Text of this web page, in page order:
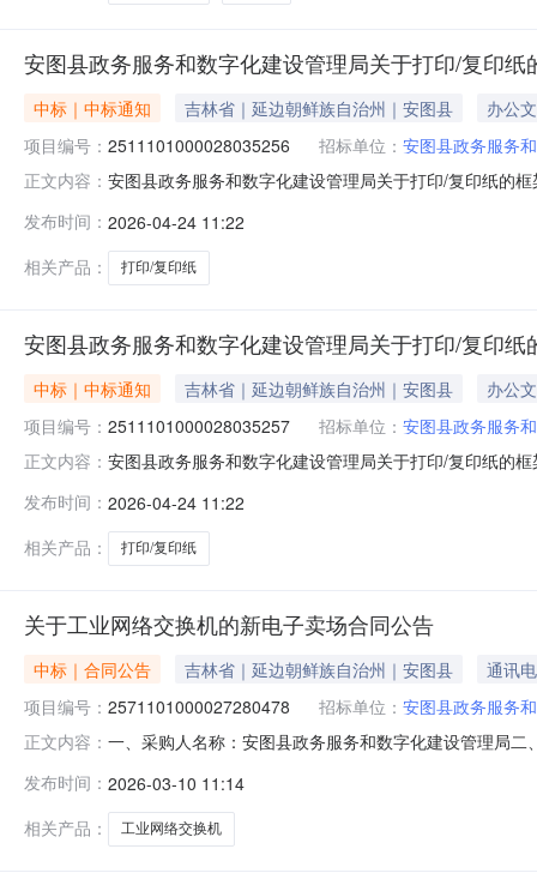
安图县政务服务和数字化建设管理局关于打印/复印
中标｜中标通知 吉林省｜延边朝鲜族自治州｜安图县
办公
项目编号： 2511101000028035256 招标单位： 安图县政务服务
正文内容： 安图县政务服务和数字化建设管理局关于打印/复印纸的
（元）:预算总额（元）:项目所在行政区划编码:222426
发布时间： 2026-04-24 11:22
相关产品：
打印/复印纸
安图县政务服务和数字化建设管理局关于打印/复印
中标｜中标通知 吉林省｜延边朝鲜族自治州｜安图县
办公
项目编号： 2511101000028035257 招标单位： 安图县政务服务
正文内容： 安图县政务服务和数字化建设管理局关于打印/复印纸的
（元）:预算总额（元）:项目所在行政区划编码:222426
发布时间： 2026-04-24 11:22
相关产品：
打印/复印纸
关于工业网络交换机的新电子卖场合同公告
中标｜合同公告 吉林省｜延边朝鲜族自治州｜安图县
通讯
项目编号： 2571101000027280478 招标单位： 安图县政务服务
正文内容： 一、采购人名称：安图县政务服务和数字化建设管理局
网络交换机锐捷/ruijieRG-NBS3100-24GT4SFP台
发布时间： 2026-03-10 11:14
相关产品：
工业网络交换机